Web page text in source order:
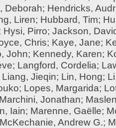
Deborah; Hendricks,
Liren; Hubbard, Tim;
Hysi, Pirro; Jackson,
Chris; Kaye, Jane;
John; Kennedy, Karen;
; Langford, Cordelia;
Liang, Jieqin; Lin, Hong;
; Lopes, Margarida;
Marchini, Jonathan;
Iain; Marenne, Gaëlle;
McKechanie, Andrew G.;